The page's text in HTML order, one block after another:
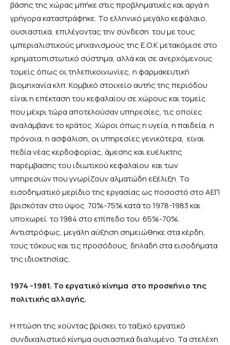
βάσης της χώρας μπήκε στις προβληματικές και αργά η
γρήγορα καταστράφηκε. Το ελληνικό μεγάλο κεφάλαιο,
ουσιαστικά, επιλέγοντας την σύνδεση του με τους
ιμπεριαλιστικούς μηχανισμούς της Ε.Ο.Κ μετακόμισε στο
χρηματοπιστωτικό σύστημα, αλλά και σε ανερχόμενους
τομείς όπως οι τηλεπικοινωνίες, η φαρμακευτική
βιομηχανία κλπ. Κομβικό στοιχείο αυτής της περιόδου
είναι η επέκταση του κεφαλαίου σε χώρους και τομείς
που μέχρι τώρα αποτελούσαν υπηρεσίες, τις οποίες
αναλάμβανε το κράτος. Χώροι όπως η υγεία, η παιδεία, η
πρόνοια, η ασφάλιση, οι υπηρεσίες γενικότερα, είναι
πεδία νέας κερδοφορίας, άμεσης και ευέλικτης
παρέμβασης του ιδιωτικού κεφαλαίου και των
υπηρεσιών που γνωρίζουν αλματώδη εξέλιξη. Το
εισοδηματικό μερίδιο της εργασίας ως ποσοστό στο ΑΕΠ
βρισκόταν στο ύψος 70%-75% κατά το 1978-1983 και
υποχωρεί το 1984 στο επίπεδο του 65%-70%.
Αντιστρόφως, μεγάλη αύξηση σημειώθηκε στα κέρδη,
τους τόκους και τις προσόδους, δηλαδή στα εισοδήματα
της ιδιοκτησίας.
1974 -1981. Το εργατικό κίνημα στο προσκήνιο της
πολιτικής αλλαγής.
Η πτώση της χούντας βρίσκει το ταξικό εργατικό
συνδικαλιστικό κίνημα ουσιαστικά διαλυμένο. Τα στελέχη